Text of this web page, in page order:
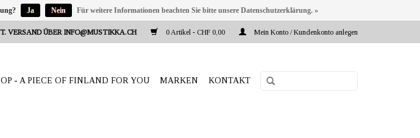
VERSAND ÜBER INFO@MUSTIKKA.CH 0 Artikel - CHF 0,00 Mein Konto / Kundenkonto anlegen
- A PIECE OF FINLAND FOR YOU MARKEN KONTAKT
Ja Nein Für weitere Informationen beachten Sie bitte unsere Datenschutzerklärung. »